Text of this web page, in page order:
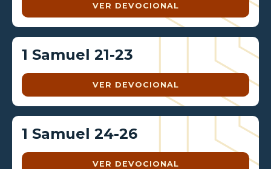
VER DEVOCIONAL
1 Samuel 21-23
VER DEVOCIONAL
1 Samuel 24-26
VER DEVOCIONAL